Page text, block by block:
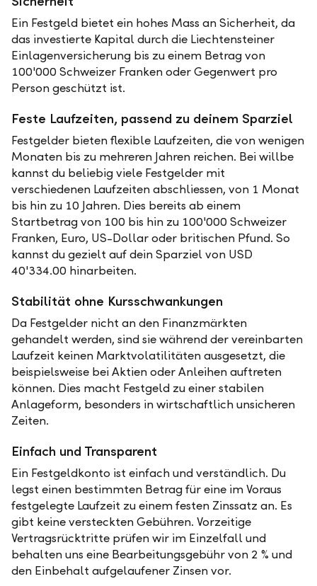
Ein Festgeld bietet ein hohes Mass an Sicherheit, da
das investierte Kapital durch die Liechtensteiner
Einlagenversicherung bis zu einem Betrag von
100'000 Schweizer Franken oder Gegenwert pro
Person geschützt ist.
Feste Laufzeiten, passend zu deinem Sparziel
Festgelder bieten flexible Laufzeiten, die von wenigen
Monaten bis zu mehreren Jahren reichen. Bei willbe
kannst du beliebig viele Festgelder mit
verschiedenen Laufzeiten abschliessen, von 1 Monat
bis hin zu 10 Jahren. Dies bereits ab einem
Startbetrag von 100 bis hin zu 100'000 Schweizer
Franken, Euro, US-Dollar oder britischen Pfund. So
kannst du gezielt auf dein Sparziel von USD
40'334.00 hinarbeiten.
Stabilität ohne Kursschwankungen
Da Festgelder nicht an den Finanzmärkten
gehandelt werden, sind sie während der vereinbarten
Laufzeit keinen Marktvolatilitäten ausgesetzt, die
beispielsweise bei Aktien oder Anleihen auftreten
können. Dies macht Festgeld zu einer stabilen
Anlageform, besonders in wirtschaftlich unsicheren
Zeiten.
Einfach und Transparent
Ein Festgeldkonto ist einfach und verständlich. Du
legst einen bestimmten Betrag für eine im Voraus
festgelegte Laufzeit zu einem festen Zinssatz an. Es
gibt keine versteckten Gebühren. Vorzeitige
Vertragsrücktritte prüfen wir im Einzelfall und
behalten uns eine Bearbeitungsgebühr von 2 % und
den Einbehalt aufgelaufener Zinsen vor.